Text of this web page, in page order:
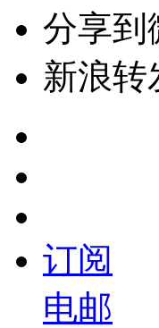
分享到
新浪转
订阅
电邮